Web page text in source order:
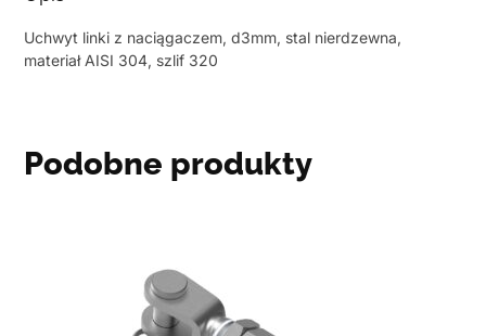
Uchwyt linki z naciągaczem, d3mm, stal nierdzewna,
materiał AISI 304, szlif 320
Podobne produkty